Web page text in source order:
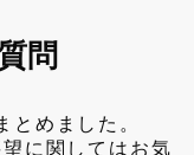
問
とめました。
に関してはお気